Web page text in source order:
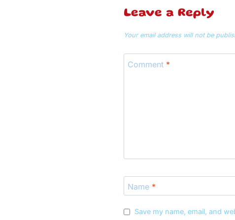
Leave a Reply
Your email address will not be
Comment *
Name *
Save my name, email, and